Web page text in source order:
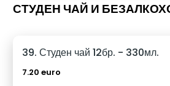
СТУДЕН ЧАЙ И
39. Студен чай 12бр. - 330мл.
7.20 euro